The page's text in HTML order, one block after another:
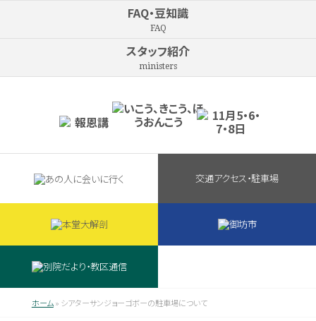
FAQ・豆知識
FAQ
スタッフ紹介
ministers
交通アクセス・駐車場
ホーム» シアターサンジョーゴボーの駐車場について